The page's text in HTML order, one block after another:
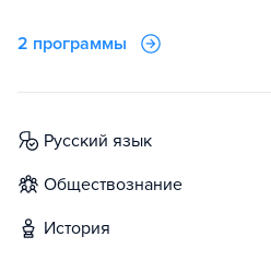
2 программы
русский язык
обществознание
история